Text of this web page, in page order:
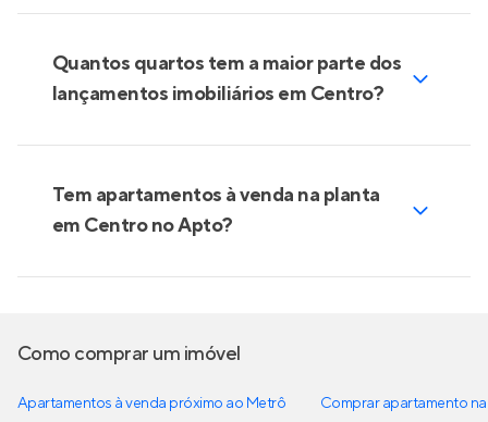
Quantos quartos tem a maior parte dos
lançamentos imobiliários em Centro?
Tem apartamentos à venda na planta
em Centro no Apto?
Como comprar um imóvel
Apartamentos à venda próximo ao Metrô
Comprar apartamento